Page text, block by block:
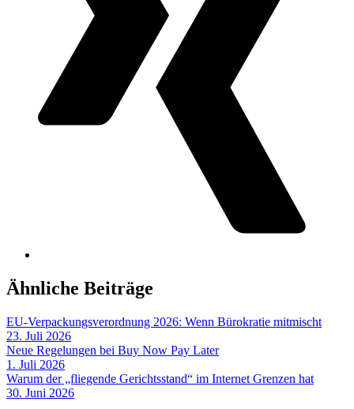
Ähnliche Beiträge
EU-Verpackungsverordnung 2026: Wenn Bürokratie mitmischt
23. Juli 2026
Neue Regelungen bei Buy Now Pay Later
1. Juli 2026
Warum der „fliegende Gerichtsstand“ im Internet Grenzen hat
30. Juni 2026